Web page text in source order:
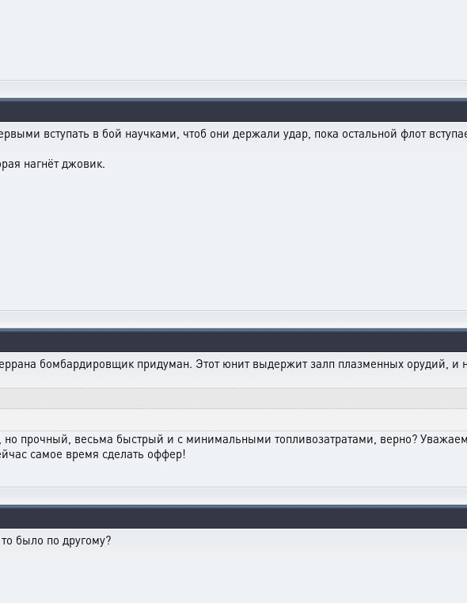
вступать в бой научками, чтоб они держали удар, пока остальной флот
нагнëт джовик.
бомбардировщик придуман. Этот юнит выдержит залп плазменных орудий, и
прочный, весьма быстрый и с минимальными топливозатратами, верно?
самое время сделать оффер!
было по другому?